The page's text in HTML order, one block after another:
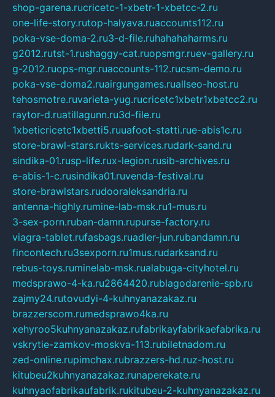
shop-garena.rucricetc-1-xbetr-1-xbetcc-2.ru
one-life-story.rutop-halyava.ruaccounts112.ru
poka-vse-doma-2.ru3-d-file.ruhahahaharms.ru
g2012.rutst-1.rushaggy-cat.ruopsmgr.ruev-gallery.ru
g-2012.ruops-mgr.ruaccounts-112.rucsm-demo.ru
poka-vse-doma2.ruairgungames.ruallseo-host.ru
tehosmotre.ruvarieta-yug.rucricetc1xbetr1xbetcc2.ru
raytor-d.ruatillagunn.ru3d-file.ru
1xbeticricetc1xbetti5.ruuafoot-statti.rue-abis1c.ru
store-brawl-stars.rukts-services.rudark-sand.ru
sindika-01.rusp-life.rux-legion.rusib-archives.ru
e-abis-1-c.rusindika01.ruvenda-festival.ru
store-brawlstars.rudooraleksandria.ru
antenna-highly.rumine-lab-msk.ru1-mus.ru
3-sex-porn.ruban-damn.rupurse-factory.ru
viagra-tablet.rufasbags.ruadler-jun.rubandamn.ru
fincontech.ru3sexporn.ru1mus.rudarksand.ru
rebus-toys.ruminelab-msk.rualabuga-cityhotel.ru
medsprawo-4-ka.ru2864420.rublagodarenie-spb.ru
zajmy24.rutovudyi-4-kuhnyanazakaz.ru
brazzerscom.rumedsprawo4ka.ru
xehyroo5kuhnyanazakaz.rufabrikayfabrikaefabrika.ru
vskrytie-zamkov-moskva-113.rubiletnadom.ru
zed-online.rupimchax.rubrazzers-hd.ruz-host.ru
kitubeu2kuhnyanazakaz.runaperekate.ru
kuhnyaofabrikaufabrik.rukitubeu-2-kuhnyanazakaz.ru